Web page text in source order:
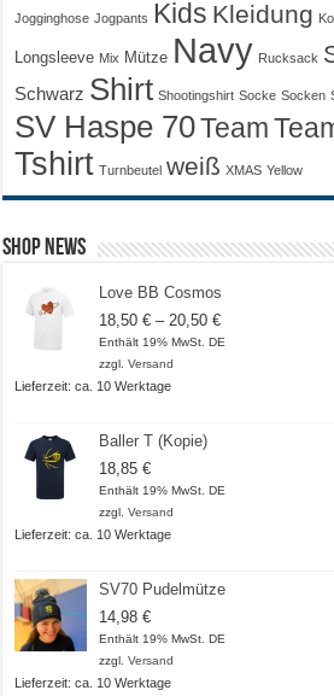
Jogginghose Jogpants Kids Kleidung
Longsleeve Mix Mütze Navy Rucksack
Schwarz Shirt Shootingshirt Socke Socken
SV Haspe 70Team
Tshirt Turnbeutel weiß XMAS Yellow
Shop News
Love BB Cosmos
18,50€ – 20,50€Preisspanne:
18,50 €
Enthält 19% MwSt. DE
zzgl.Versand
Lieferzeit: ca. 10 Werktage
Baller T (Kopie)
18,85€
Enthält 19% MwSt. DE
zzgl.Versand
Lieferzeit: ca. 10 Werktage
SV70 Pudelmütze
14,98€
Enthält 19% MwSt. DE
zzgl.Versand
Lieferzeit: ca. 10 Werktage